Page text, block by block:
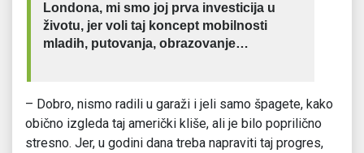
Londona, mi smo joj prva investicija u
životu, jer voli taj koncept mobilnosti
mladih, putovanja, obrazovanje…
– Dobro, nismo radili u garaži i jeli samo špagete, kako
obično izgleda taj američki kliše, ali je bilo poprilično
stresno. Jer, u godini dana treba napraviti taj progres,